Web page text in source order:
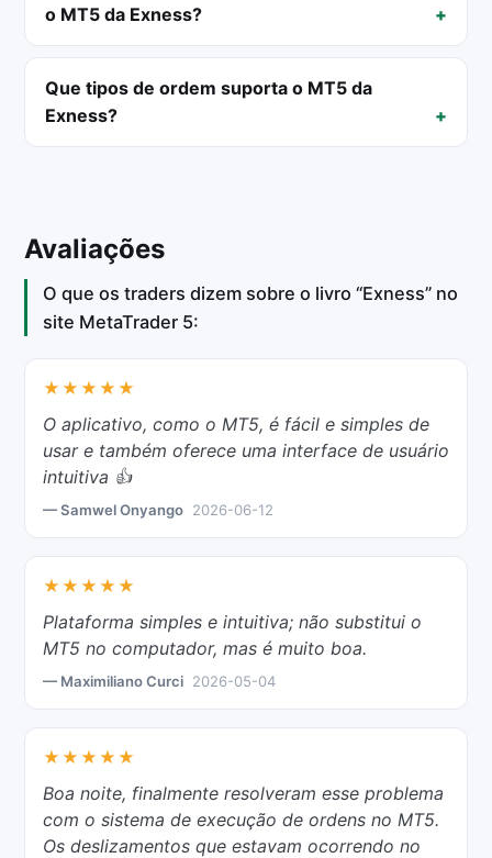
o MT5 da Exness?
Que tipos de ordem suporta o MT5 da
Exness?
Avaliações
O que os traders dizem sobre o livro “Exness” no
site MetaTrader 5:
★★★★★
O aplicativo, como o MT5, é fácil e simples de
usar e também oferece uma interface de usuário
intuitiva 👍
— Samwel Onyango 2026-06-12
★★★★★
Plataforma simples e intuitiva; não substitui o
MT5 no computador, mas é muito boa.
— Maximiliano Curci 2026-05-04
★★★★★
Boa noite, finalmente resolveram esse problema
com o sistema de execução de ordens no MT5.
Os deslizamentos que estavam ocorrendo no